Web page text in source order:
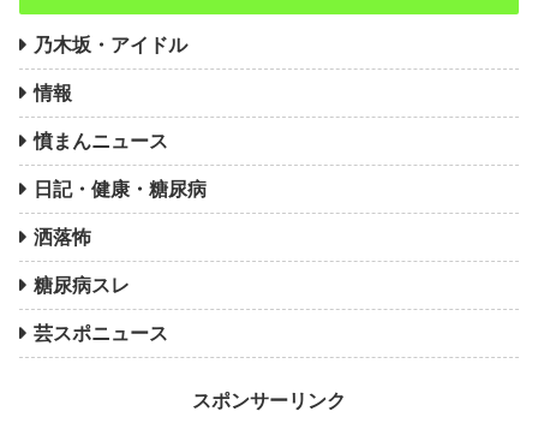
乃木坂・アイドル
情報
憤まんニュース
日記・健康・糖尿病
洒落怖
糖尿病スレ
芸スポニュース
スポンサーリンク